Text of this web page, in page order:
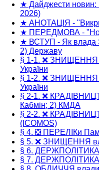
★ Дайджести новин:
2026)
★ АНОТАЦІЯ -
★ ПЕРЕДМОВА -
★ ВСТУП - Як влада
2) Державу
§ 1-1. ❌ ЗНИЩЕННЯ
України
§ 1-2. ❌ ЗНИЩЕННЯ
України
§ 2-1. ❌
Кабмін; 2) КМДА
§ 2-2. ❌
(ICOMOS)
§ 4. ❎ ПЕРЕЛІКи
§ 5. ❌ ЗНИЩЕННЯ
§ 6. ДЕРЖПОЛІТИКА
§ 7. ДЕРЖПОЛІТИКА